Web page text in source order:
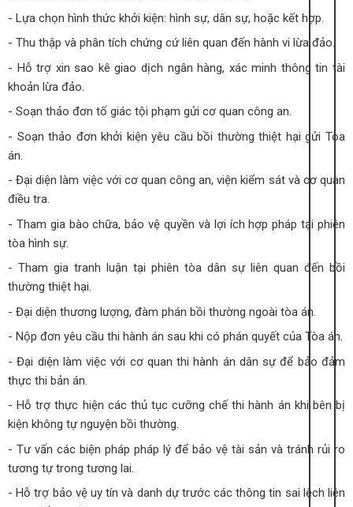
- Lựa chọn hình thức khởi kiện: hình sự, dân sự, hoặc kết hợp.
- Thu thập và phân tích chứng cứ liên quan đến hành vi lừa đảo.
- Hỗ trợ xin sao kê giao dịch ngân hàng, xác minh thông tin tài
khoản lừa đảo.
- Soạn thảo đơn tố giác tội phạm gửi cơ quan công an.
- Soạn thảo đơn khởi kiện yêu cầu bồi thường thiệt hại gửi Tòa
án.
- Đại diện làm việc với cơ quan công an, viện kiểm sát và cơ quan
điều tra.
- Tham gia bào chữa, bảo vệ quyền và lợi ích hợp pháp tại phiên
tòa hình sự.
- Tham gia tranh luận tại phiên tòa dân sự liên quan đến bồi
thường thiệt hại.
- Đại diện thương lượng, đàm phán bồi thường ngoài tòa án.
- Nộp đơn yêu cầu thi hành án sau khi có phán quyết của Tòa án.
- Đại diện làm việc với cơ quan thi hành án dân sự để bảo đảm
thực thi bản án.
- Hỗ trợ thực hiện các thủ tục cưỡng chế thi hành án khi bên bị
kiện không tự nguyện bồi thường.
- Tư vấn các biện pháp pháp lý để bảo vệ tài sản và tránh rủi ro
tương tự trong tương lai.
- Hỗ trợ bảo vệ uy tín và danh dự trước các thông tin sai lệch liên